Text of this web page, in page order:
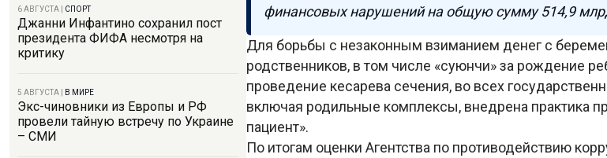
6 АВГУСТА СПОРТ
Джанни Инфантино сохранил пост
президента ФИФА несмотря на
критику
5 АВГУСТА В МИРЕ
Экс-чиновники из Европы и РФ
провели тайную встречу по Украине
– СМИ
финансовых нарушений на общую сумму 514,9
Для борьбы с незаконным взиманием денег с
родственников, в том числе «суюнчи» за рождение
проведение кесарева сечения, во всех
включая родильные комплексы, внедрена практика
пациент».
По итогам оценки Агентства по противодействию